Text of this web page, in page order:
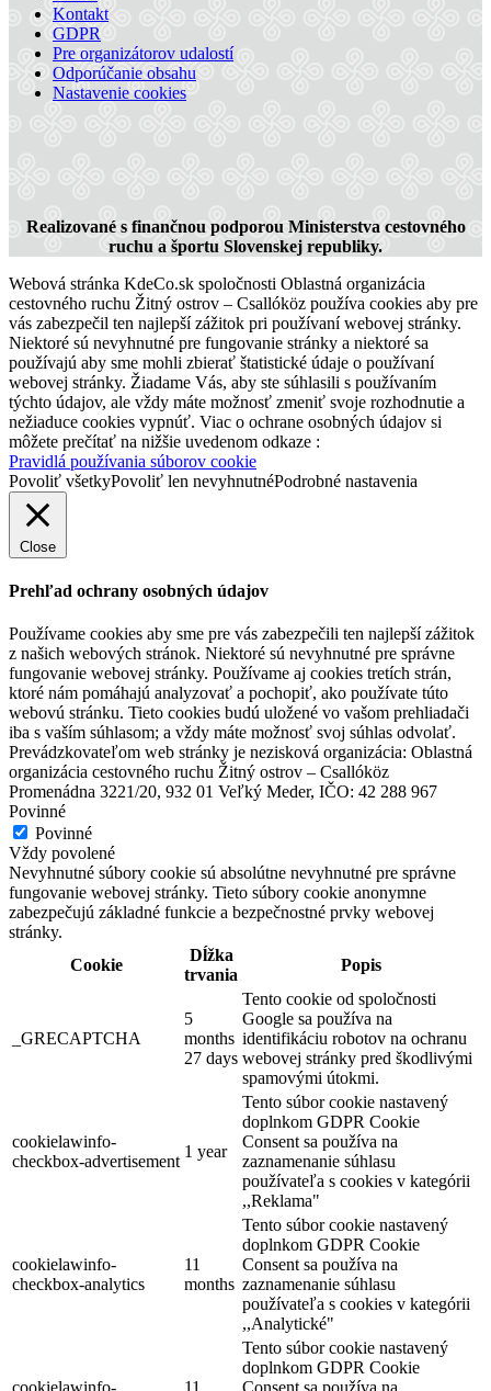
Thermalpark Dunajská Streda
Vodný kolový mlyn a skanzen v Jelke
Turistické atrakcie
Kontakt
GDPR
Pre organizátorov udalostí
Odporúčanie obsahu
Nastavenie cookies
Realizované s finančnou podporou Ministerstva cestovného
ruchu a športu Slovenskej republiky.
Webová stránka KdeCo.sk spoločnosti Oblastná organizácia
cestovného ruchu Žitný ostrov – Csallóköz používa cookies aby pre
vás zabezpečil ten najlepší zážitok pri používaní webovej stránky.
Niektoré sú nevyhnutné pre fungovanie stránky a niektoré sa
používajú aby sme mohli zbierať štatistické údaje o používaní
webovej stránky. Žiadame Vás, aby ste súhlasili s používaním
týchto údajov, ale vždy máte možnosť zmeniť svoje rozhodnutie a
nežiaduce cookies vypnúť. Viac o ochrane osobných údajov si
môžete prečítať na nižšie uvedenom odkaze :
Pravidlá používania súborov cookie
Povoliť všetkyPovoliť len nevyhnutnéPodrobné nastavenia
Close
Prehľad ochrany osobných údajov
Používame cookies aby sme pre vás zabezpečili ten najlepší zážitok
z našich webových stránok. Niektoré sú nevyhnutné pre správne
fungovanie webovej stránky. Používame aj cookies tretích strán,
ktoré nám pomáhajú analyzovať a pochopiť, ako používate túto
webovú stránku. Tieto cookies budú uložené vo vašom prehliadači
iba s vaším súhlasom; a vždy máte možnosť svoj súhlas odvolať.
Prevádzkovateľom web stránky je nezisková organizácia: Oblastná
organizácia cestovného ruchu Žitný ostrov – Csallóköz
Promenádna 3221/20, 932 01 Veľký Meder, IČO: 42 288 967
Povinné
Povinné
Vždy povolené
Nevyhnutné súbory cookie sú absolútne nevyhnutné pre správne
fungovanie webovej stránky. Tieto súbory cookie anonymne
zabezpečujú základné funkcie a bezpečnostné prvky webovej
stránky.
Cookie
Dĺžka
trvania
Popis
_GRECAPTCHA
5
months
27 days
Tento cookie od spoločnosti
Google sa používa na
identifikáciu robotov na ochranu
webovej stránky pred škodlivými
spamovými útokmi.
cookielawinfo-
checkbox-advertisement
1 year
Tento súbor cookie nastavený
doplnkom GDPR Cookie
Consent sa používa na
zaznamenanie súhlasu
používateľa s cookies v kategórii
,,Reklama"
cookielawinfo-
checkbox-analytics
11
months
Tento súbor cookie nastavený
doplnkom GDPR Cookie
Consent sa používa na
zaznamenanie súhlasu
používateľa s cookies v kategórii
,,Analytické"
cookielawinfo- 11
Tento súbor cookie nastavený
doplnkom GDPR Cookie
Consent sa používa na